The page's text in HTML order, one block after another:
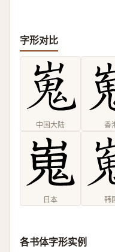
字形对比
中国大陆 香
日本 韩
各书体字形实例